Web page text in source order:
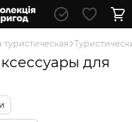
туристическая
для